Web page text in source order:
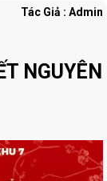
Tác Giả : Admin
NGUYÊN